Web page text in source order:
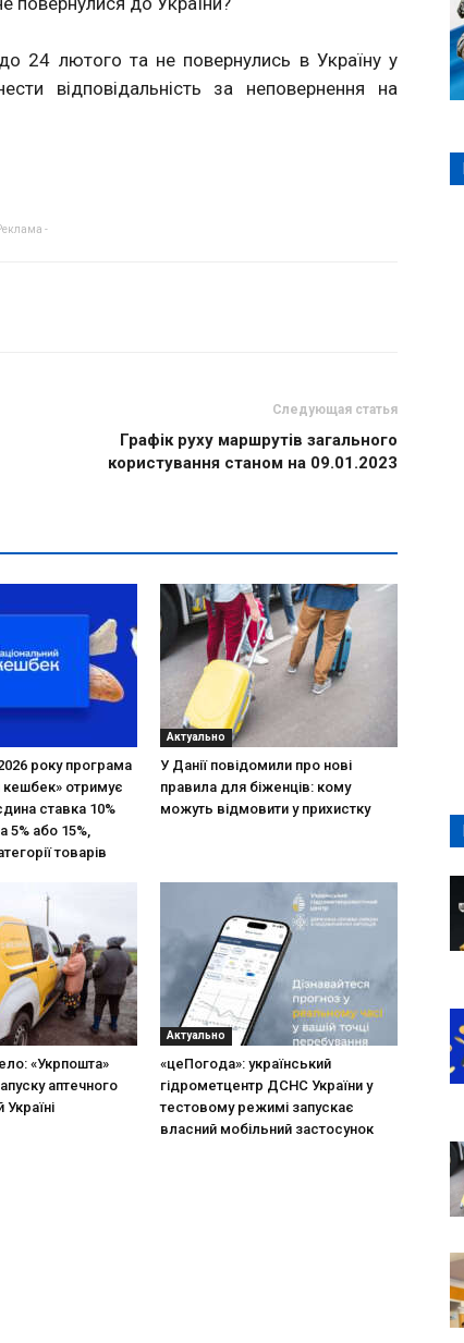
24 лютого та не повернулись в Україну у
відповідальність за неповернення на
-
Следующая статья
Графік руху маршрутів загального
користування станом на 09.01.2023
року програма
кешбек» отримує
ставка 10%
5% або 15%,
товарів
Актуально
У Данії повідомили про нові
правила для біженців: кому
можуть відмовити у прихистку
«Укрпошта»
аптечного
Україні
Актуально
«цеПогода»: український
гідрометцентр ДСНС України у
тестовому режимі запускає
власний мобільний застосунок